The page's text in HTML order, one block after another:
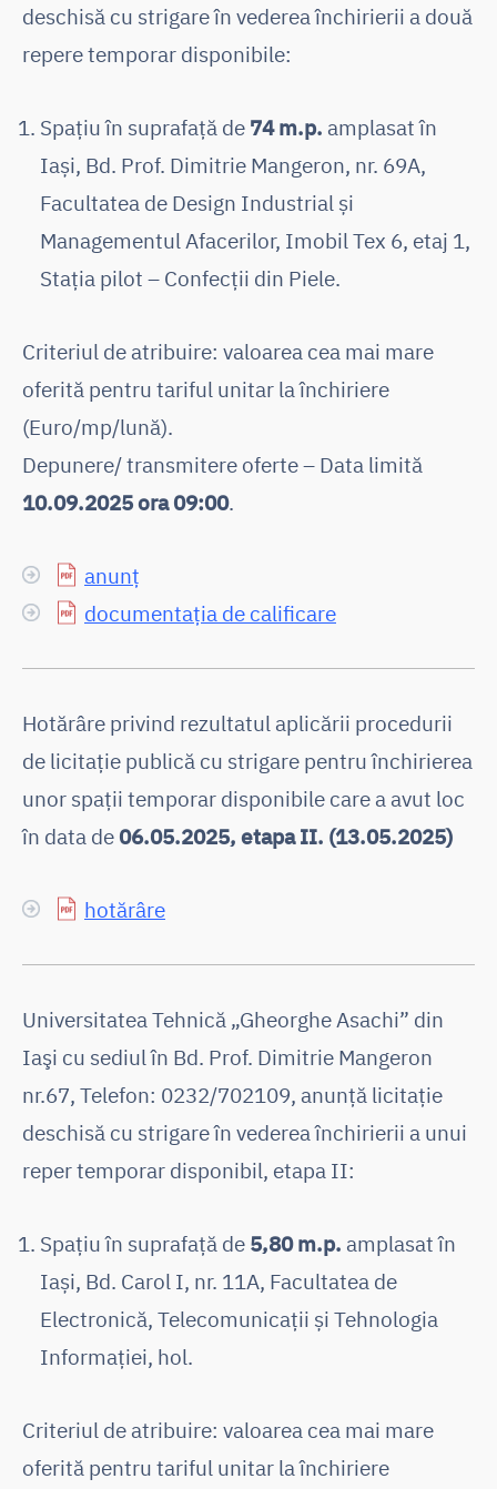
deschisă cu strigare în vederea închirierii a două
repere temporar disponibile:
Spațiu în suprafață de 74 m.p. amplasat în
Iași, Bd. Prof. Dimitrie Mangeron, nr. 69A,
Facultatea de Design Industrial și
Managementul Afacerilor, Imobil Tex 6, etaj 1,
Stația pilot – Confecții din Piele.
Criteriul de atribuire: valoarea cea mai mare
oferită pentru tariful unitar la închiriere
(Euro/mp/lună).
Depunere/ transmitere oferte – Data limită
10.09.2025 ora 09:00.
anunț
documentația de calificare
Hotărâre privind rezultatul aplicării procedurii
de licitaţie publică cu strigare pentru închirierea
unor spaţii temporar disponibile care a avut loc
în data de 06.05.2025, etapa II. (13.05.2025)
hotărâre
Universitatea Tehnică „Gheorghe Asachi” din
Iaşi cu sediul în Bd. Prof. Dimitrie Mangeron
nr.67, Telefon: 0232/702109, anunţă licitaţie
deschisă cu strigare în vederea închirierii a unui
reper temporar disponibil, etapa II:
Spațiu în suprafață de 5,80 m.p. amplasat în
Iași, Bd. Carol I, nr. 11A, Facultatea de
Electronică, Telecomunicații și Tehnologia
Informației, hol.
Criteriul de atribuire: valoarea cea mai mare
oferită pentru tariful unitar la închiriere